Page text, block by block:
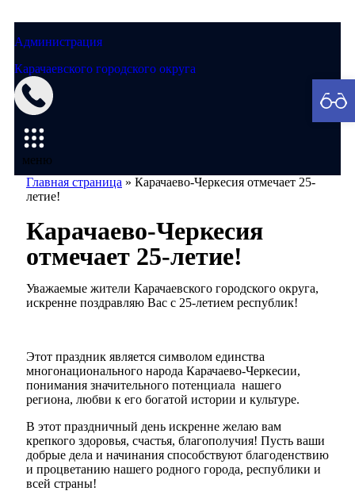
Администрация
Карачаевского городского округа
меню
Главная страница » Карачаево-Черкесия отмечает 25-
летие!
Карачаево-Черкесия
отмечает 25-летие!
Уважаемые жители Карачаевского городского округа,
искренне поздравляю Вас с 25-летием республик!
Этот праздник является символом единства
многонационального народа Карачаево-Черкесии,
понимания значительного потенциала нашего
региона, любви к его богатой истории и культуре.
В этот праздничный день искренне желаю вам
крепкого здоровья, счастья, благополучия! Пусть ваши
добрые дела и начинания способствуют благоденствию
и процветанию нашего родного города, республики и
всей страны!
Мэрия